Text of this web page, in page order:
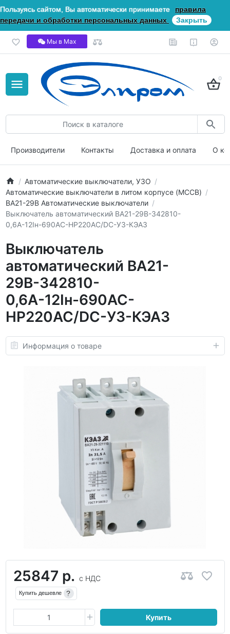
Пользуясь сайтом, Вы автоматически принимаете
правила
передачи и обработки персональных данных
Закрыть
Мы в Мах
0
Производители Контакты Доставка и оплата О
Автоматические выключатели, УЗО
Автоматические выключатели в литом корпусе (MCCB)
ВА21-29В Автоматические выключатели
Выключатель автоматический ВА21-29В-342810-
0,6А-12Iн-690AC-НР220AC/DC-У3-КЭАЗ
Выключатель
автоматический ВА21-
29В-342810-
0,6А-12Iн-690AC-
НР220AC/DC-У3-КЭАЗ
Информация о товаре
25847 р. с НДС
Купить дешевле ?
Купить